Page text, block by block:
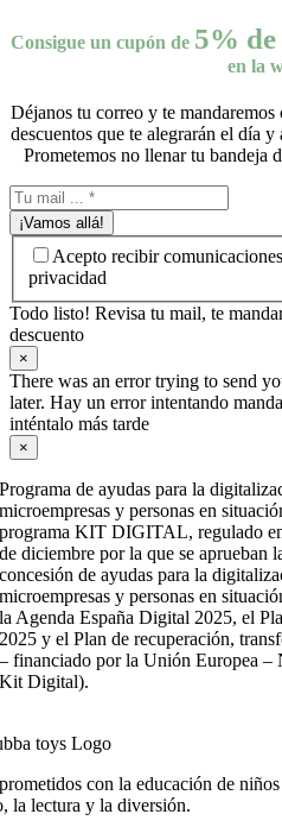
Consigue un cupón de 5% de
en la
Déjanos tu correo y te mandaremos
descuentos que te alegrarán el día y
Prometemos no llenar tu bandeja
¡Vamos allá!
Acepto recibir
privacidad
Todo listo! Revisa tu mail, te
descuento
×
There was an error trying to send
later. Hay un error intentando
inténtalo más tarde
×
Programa de ayudas para la
microempresas y personas en
programa KIT DIGITAL, regulado
de diciembre por la que se aprueban
concesión de ayudas para la
microempresas y personas en
la Agenda España Digital 2025, el
2025 y el Plan de recuperación,
– financiado por la Unión Europea –
Kit Digital).
con la educación de
la lectura y la diversión.